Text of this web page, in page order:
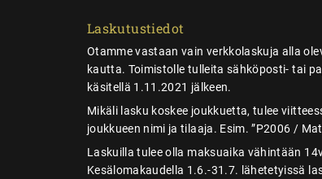
Laskutustiedot
Otamme vastaan vain verkkolaskuja alla
kautta. Toimistolle tulleita sähköposti- tai
käsitellä 1.11.2021 jälkeen.
Mikäli lasku koskee joukkuetta, tulee
joukkueen nimi ja tilaaja. Esim. ”P2006 /
Laskuilla tulee olla maksuaika vähintään
Kesälomakaudella 1.6.-31.7. lähetetyissä